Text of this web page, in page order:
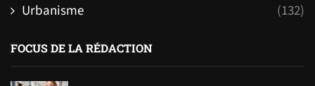
Urbanisme
(132)
FOCUS DE LA RÉDACTION